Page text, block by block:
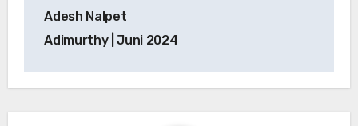
Adesh Nalpet
Adimurthy | Juni 2024